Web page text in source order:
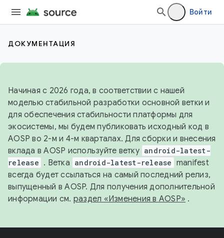
Войти
ДОКУМЕНТАЦИЯ
Начиная с 2026 года, в соответствии с нашей
моделью стабильной разработки основной ветки и
для обеспечения стабильности платформы для
экосистемы, мы будем публиковать исходный код в
AOSP во 2-м и 4-м кварталах. Для сборки и внесения
вклада в AOSP используйте ветку android-latest-
release . Ветка android-latest-release manifest
всегда будет ссылаться на самый последний релиз,
выпущенный в AOSP. Для получения дополнительной
информации см. раздел «Изменения в AOSP» .